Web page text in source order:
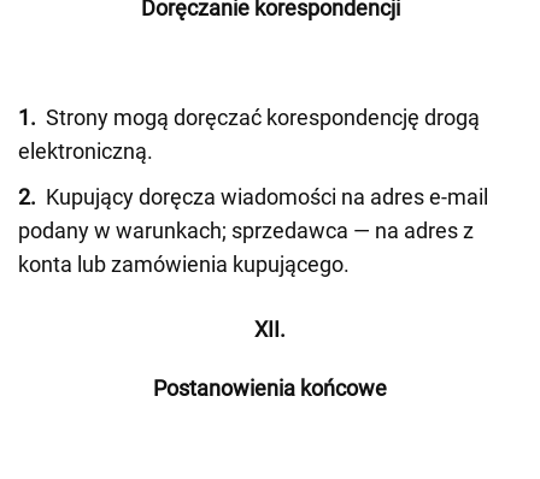
Doręczanie korespondencji
1. Strony mogą doręczać korespondencję drogą
elektroniczną.
2. Kupujący doręcza wiadomości na adres e-mail
podany w warunkach; sprzedawca — na adres z
konta lub zamówienia kupującego.
XII.
Postanowienia końcowe